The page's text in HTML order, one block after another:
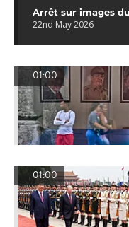
Arrêt sur images
22nd May 2026
01:00
01:00